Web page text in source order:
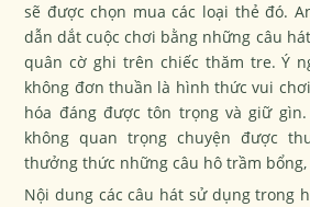
sẽ được chọn mua các loại thẻ đó.
dẫn dắt cuộc chơi bằng những câu
quân cờ ghi trên chiếc thăm tre. Ý
không đơn thuần là hình thức vui
hóa đáng được tôn trọng và giữ
không quan trọng chuyện được
thưởng thức những câu hô trầm
Nội dung các câu hát sử dụng trong